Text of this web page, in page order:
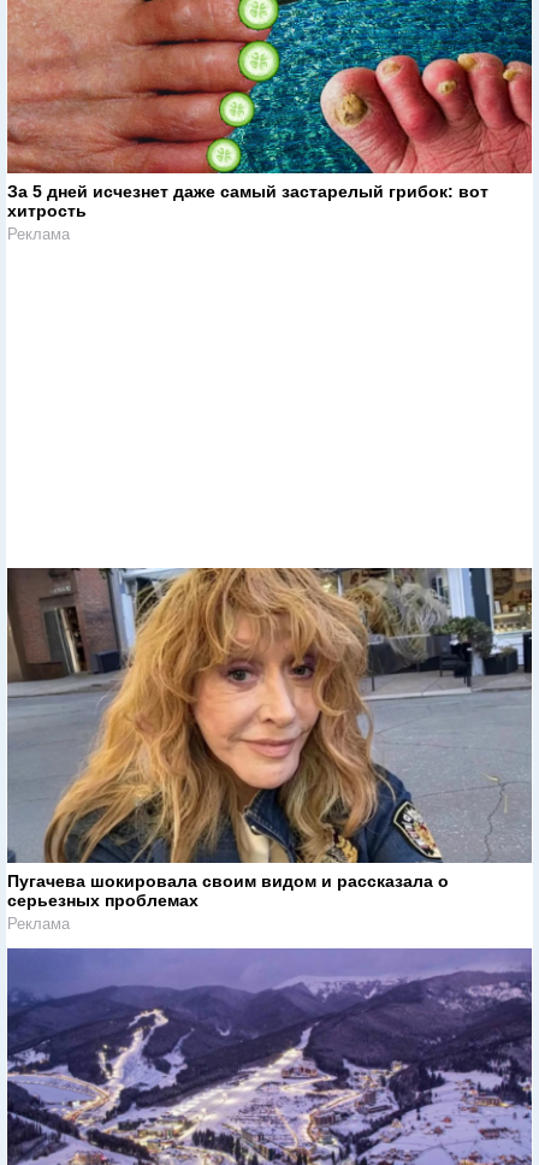
За 5 дней исчезнет даже самый застарелый грибок: вот
хитрость
Реклама
Пугачева шокировала своим видом и рассказала о
серьезных проблемах
Реклама